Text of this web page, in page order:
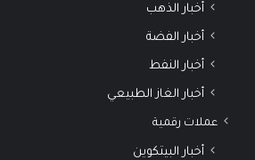
أخبار الذهب
أخبار الفضة
أخبار النفط
أخبار الغاز الطبيعي
عملات رقمية
أخبار البيتكوين